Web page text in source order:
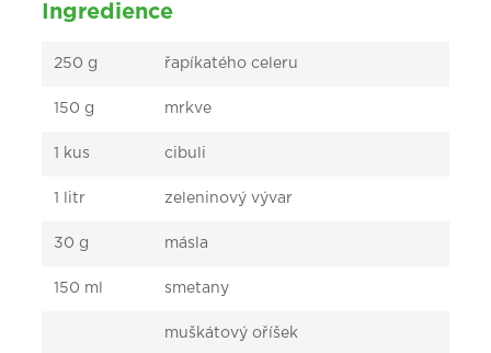
Ingredience
250 g řapíkatého celeru
150 g mrkve
1 kus cibuli
1 litr zeleninový vývar
30 g másla
150 ml smetany
muškátový oříšek